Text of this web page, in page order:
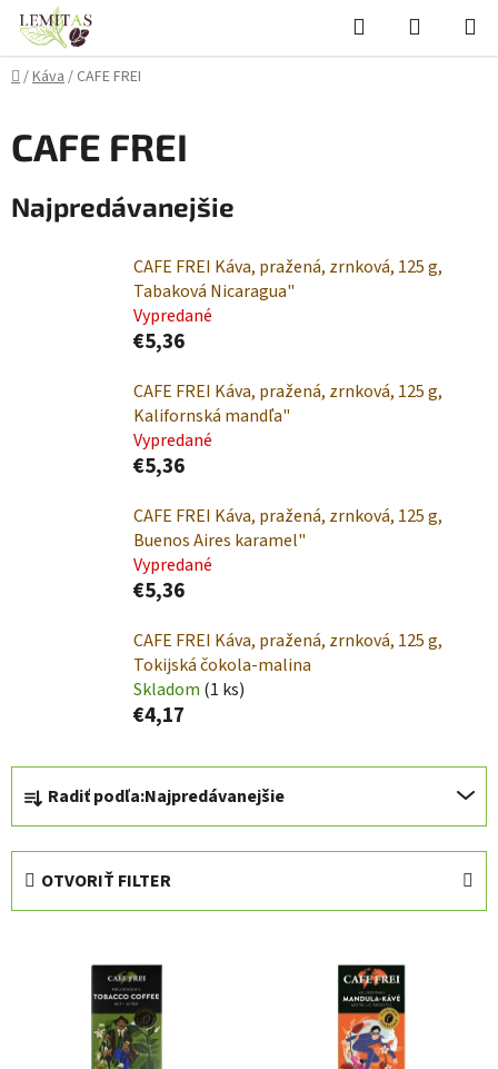
Prejsť
obsah
Hľadať
KOŠÍK
Domov
/Káva/ CAFE FREI
CAFE FREI
Najpredávanejšie
CAFE FREI Káva, pražená, zrnková, 125 g,
Tabaková Nicaragua"
Vypredané
€5,36
CAFE FREI Káva, pražená, zrnková, 125 g,
Kalifornská mandľa"
Vypredané
€5,36
CAFE FREI Káva, pražená, zrnková, 125 g,
Buenos Aires karamel"
Vypredané
€5,36
CAFE FREI Káva, pražená, zrnková, 125 g,
Tokijská čokola-malina
Skladom (1 ks)
€4,17
R
a
d
Radiť podľa:Najpredávanejšie
OTVORIŤ FILTER